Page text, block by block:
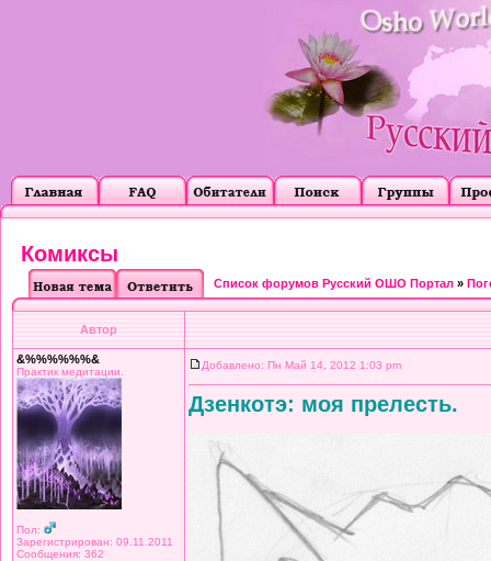
Комиксы
Список форумов Русский ОШО Портал »
Автор
&%%%%%%&
Практик медитации.
Пол:
Зарегистрирован: 09.11.2011
Сообщения: 362
Добавлено: Пн Май 14, 2012 1:03 pm
Дзенкотэ: моя прелесть.